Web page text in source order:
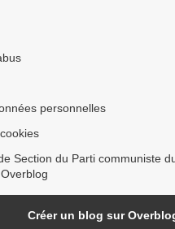
personnelles
Section du Parti communiste
Créer un blog sur